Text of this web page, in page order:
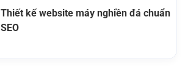
Thiết kế website máy nghiền đá chuẩn
SEO